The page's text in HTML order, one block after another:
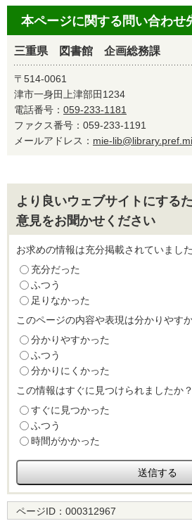
本ページに関する問い合わせ
三重県 図書館 企画総務課
〒514-0061
津市一身田上津部田1234
電話番号： 059-233-1181
ファクス番号：059-233-1191
メールアドレス： mie-
より良いウェブサイトにする
意見をお聞かせください
お求めの情報は充分掲載されていまし
充分だった
ふつう
足りなかった
このページの内容や表現は分かりやす
分かりやすかった
ふつう
分かりにくかった
この情報はすぐに見つけられましたか？
すぐに見つかった
ふつう
時間がかかった
ページID： 000312967